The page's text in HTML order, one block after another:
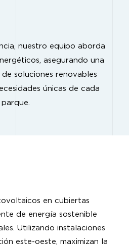
nuestro equipo aborda
asegurando una
soluciones renovables
únicas de cada
parque.
en cubiertas
de energía sostenible
Utilizando instalaciones
este-oeste, maximizan la